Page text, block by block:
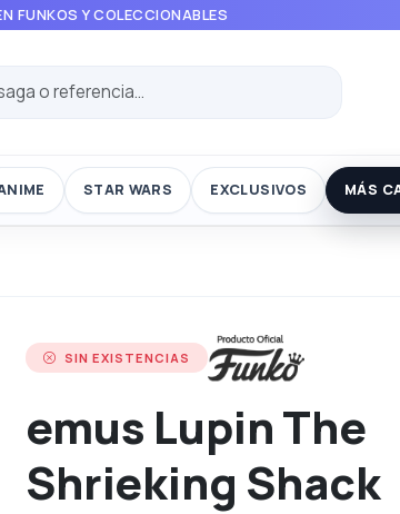
FUNKOS Y COLECCIONABLES
STAR WARS EXCLUSIVOS MÁS
SIN EXISTENCIAS
emus Lupin The
Shrieking Shack